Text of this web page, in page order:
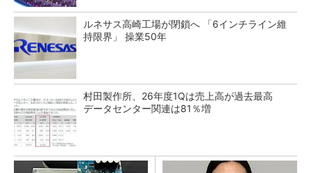
ルネサス高崎工場が閉鎖へ 「6インチライン維
持限界」 操業50年
村田製作所、26年度1Qは売上高が過去最高
データセンター関連は81％増